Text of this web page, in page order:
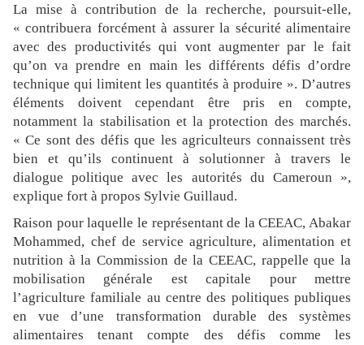
La mise à contribution de la recherche, poursuit-elle,
« contribuera forcément à assurer la sécurité alimentaire
avec des productivités qui vont augmenter par le fait
qu’on va prendre en main les différents défis d’ordre
technique qui limitent les quantités à produire ». D’autres
éléments doivent cependant être pris en compte,
notamment la stabilisation et la protection des marchés.
« Ce sont des défis que les agriculteurs connaissent très
bien et qu’ils continuent à solutionner à travers le
dialogue politique avec les autorités du Cameroun »,
explique fort à propos Sylvie Guillaud.
Raison pour laquelle le représentant de la CEEAC, Abakar
Mohammed, chef de service agriculture, alimentation et
nutrition à la Commission de la CEEAC, rappelle que la
mobilisation générale est capitale pour mettre
l’agriculture familiale au centre des politiques publiques
en vue d’une transformation durable des systèmes
alimentaires tenant compte des défis comme les